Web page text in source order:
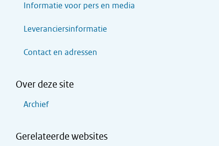
Informatie voor pers en media
Leveranciersinformatie
Contact en adressen
Over deze site
Archief
Gerelateerde websites